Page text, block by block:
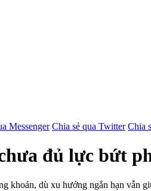
Messenger Chia sẻ qua Twitter Chia
đủ lực bứt
khoán, dù xu hướng ngắn hạn vẫn